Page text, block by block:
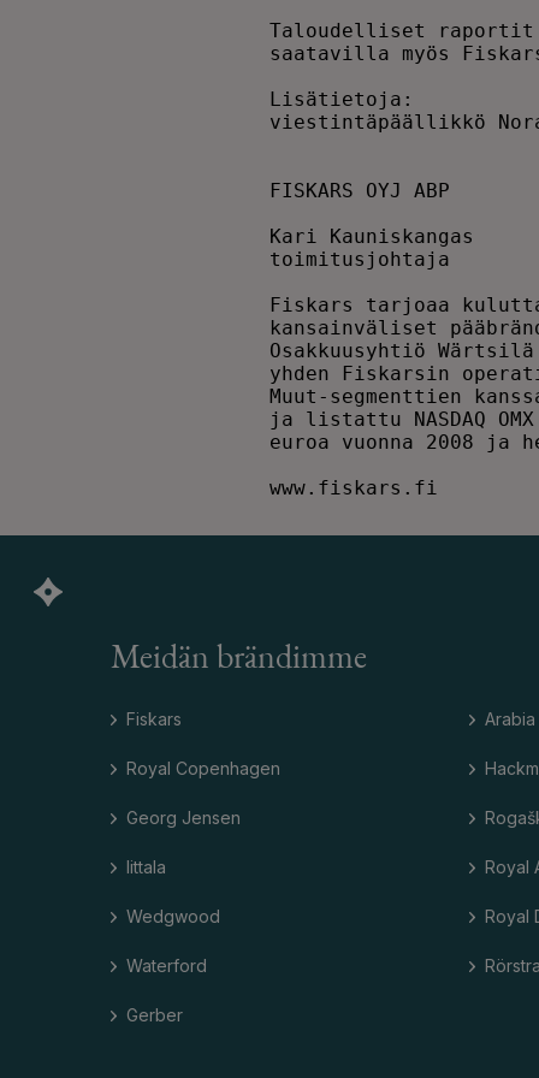
Taloudelliset
saatavilla
Kari
Fiskars tarjoaa
kansainväliset
Osakkuusyhtiö
yhden Fiskarsin
Muut-segmenttien
ja listattu NASDAQ
euroa
Meidän brändimme
Fiskars
Royal Copenhagen
Georg Jensen
Iittala
Wedgwood
Waterford
Gerber
Arabia
Royal
Royal